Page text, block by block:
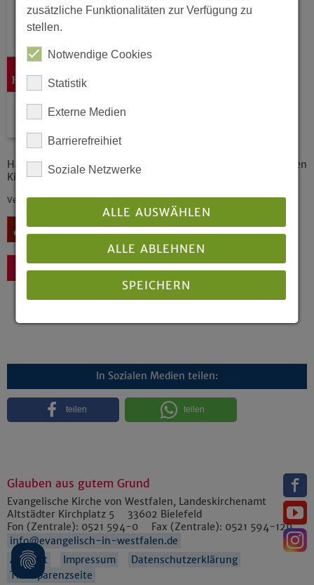
Haushaltsbuch (ehem. Haushaltsplan) 2025 der Evangelischen
Kirche von Westfalen
Veröffentlicht: 12/2024
Download
Zurück
In Sozialen Medien teilen:
teilen teilen
Glauben aus gutem Grund
Evangelische Kirche von Westfalen, Landeskirchenamt
Altstädter Kirchplatz 5
33602 Bielefeld
Fon (Zentrale): 0521 594-0 Fax (Zentrale): 0521 594-129
info@evangelisch-in-westfalen.de
Anfahrt
Impressum
Datenschutzerklärung
Transparenzseite
zusätzliche Funktionalitäten zur Verfügung zu
stellen.
Notwendige Cookies
Statistik
Externe Medien
Barrierefreihiet
Soziale Netzwerke
ALLE AUSWÄHLEN
ALLE ABLEHNEN
SPEICHERN